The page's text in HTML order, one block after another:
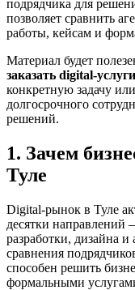
подрядчика для
позволяет сравнить
работы, кейсам и
Материал будет
заказать digital-
конкретную задачу
долгосрочного
решений.
1. Зачем
Туле
Digital-рынок в Туле
десятки направлений
разработки, дизайна и
сравнения
способен решить
формальными